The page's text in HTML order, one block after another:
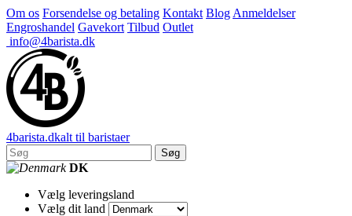
Om os Forsendelse og betaling Kontakt Blog Anmeldelser
Engroshandel Gavekort Tilbud Outlet
info@4barista.dk
4barista.dkalt til baristaer
Søg
DK
Vælg leveringsland
Vælg dit land